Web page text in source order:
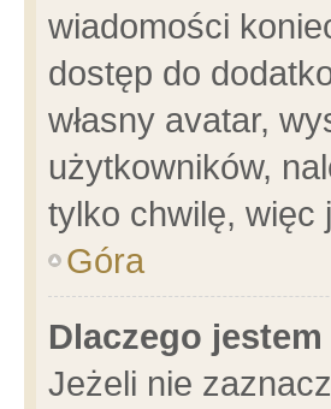
wiadomości
dostęp do
własny avatar,
użytkowników,
tylko chwilę, więc
Góra
Dlaczego
Jeżeli nie